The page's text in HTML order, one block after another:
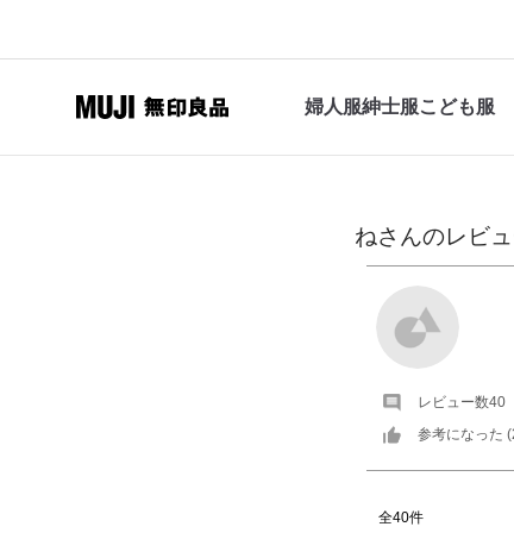
婦人服紳士服こども服
ねさんのレビ
レビュー数40
参考になった (
全40件